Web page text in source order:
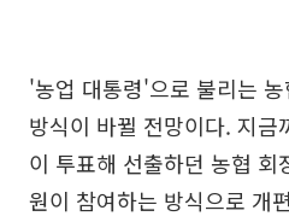
'농업 대통령'으로 불리는
방식이 바뀔 전망이다. 지
이 투표해 선출하던 농협 회
원이 참여하는 방식으로 개